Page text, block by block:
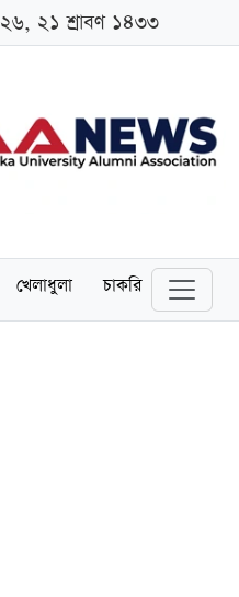
২১ শ্রাবণ ১৪৩৩
খেলাধুলা চাকরি স্কলারশিপ